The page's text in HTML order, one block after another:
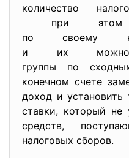
количество
при этом
по своему
и их можно
группы по
конечном счете
доход и установить
ставки, который
средств,
налоговых сборов.